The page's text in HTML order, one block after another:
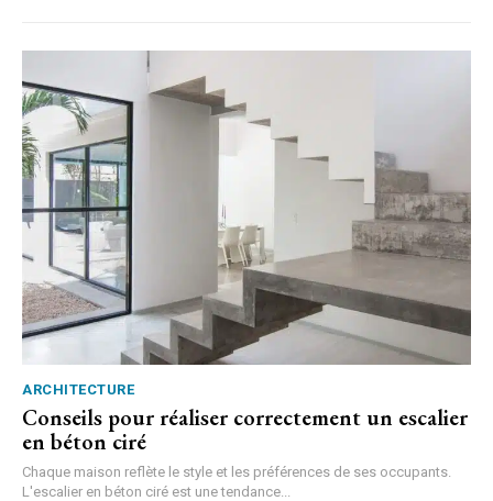
ARCHITECTURE
Conseils pour réaliser correctement un escalier
en béton ciré
Chaque maison reflète le style et les préférences de ses occupants.
L'escalier en béton ciré est une tendance...